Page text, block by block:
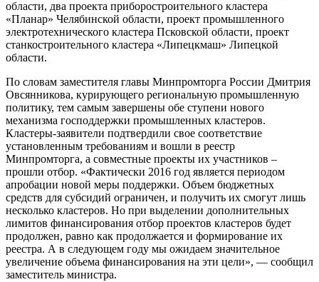
области, два проекта приборостроительного кластера
«Планар» Челябинской области, проект промышленного
электротехнического кластера Псковской области, проект
станкостроительного кластера «Липецкмаш» Липецкой
области.
По словам заместителя главы Минпромторга России Дмитрия
Овсянникова, курирующего региональную промышленную
политику, тем самым завершены обе ступени нового
механизма господдержки промышленных кластеров.
Кластеры-заявители подтвердили свое соответствие
установленным требованиям и вошли в реестр
Минпромторга, а совместные проекты их участников –
прошли отбор. «Фактически 2016 год является периодом
апробации новой меры поддержки. Объем бюджетных
средств для субсидий ограничен, и получить их смогут лишь
несколько кластеров. Но при выделении дополнительных
лимитов финансирования отбор проектов кластеров будет
продолжен, равно как продолжается и формирование их
реестра. А в следующем году мы ожидаем значительное
увеличение объема финансирования на эти цели», — сообщил
заместитель министра.